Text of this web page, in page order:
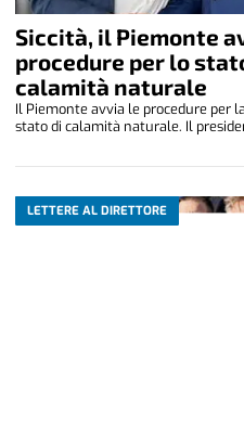
Siccità, il Piemonte
procedure per lo
calamità naturale
Il Piemonte avvia le procedure per
stato di calamità naturale. Il
LETTERE AL DIRETTORE